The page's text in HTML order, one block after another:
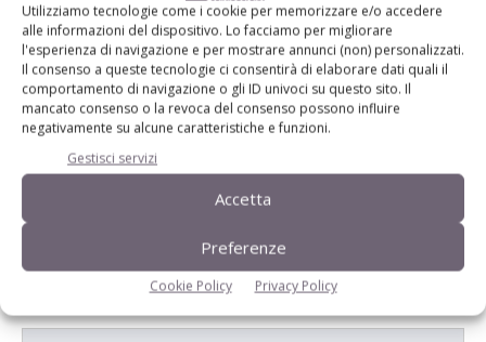
Utilizziamo tecnologie come i cookie per memorizzare e/o accedere
alle informazioni del dispositivo. Lo facciamo per migliorare
l'esperienza di navigazione e per mostrare annunci (non) personalizzati.
Il consenso a queste tecnologie ci consentirà di elaborare dati quali il
comportamento di navigazione o gli ID univoci su questo sito. Il
mancato consenso o la revoca del consenso possono influire
negativamente su alcune caratteristiche e funzioni.
Gestisci servizi
Accetta
Preferenze
Cookie Policy Privacy Policy
E-magazine
Tecniche, prodotti e servizi dalle aziende